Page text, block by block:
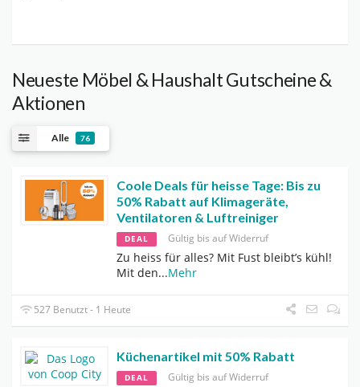
Neueste Möbel & Haushalt Gutscheine &
Aktionen
Alle 76
Coole Deals für heisse Tage: Bis zu
50% Rabatt auf Klimageräte,
Ventilatoren & Luftreiniger
DEAL Gültig bis auf Widerruf
Zu heiss für alles? Mit Fust bleibt’s kühl!
Mit den...Mehr
527 Benutzt - 1 Heute
Küchenartikel mit 50% Rabatt
DEAL Gültig bis auf Widerruf